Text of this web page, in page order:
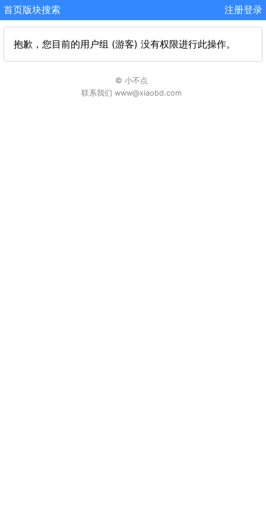
首页版块搜索 注册登录
抱歉，您目前的用户组 (游客) 没有权限进行此操作。
© 小不点
联系我们 www@xiaobd.com